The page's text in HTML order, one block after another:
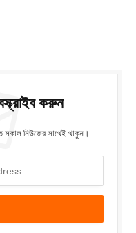
করুন
সকাল নিউজের সাথেই থাকুন।